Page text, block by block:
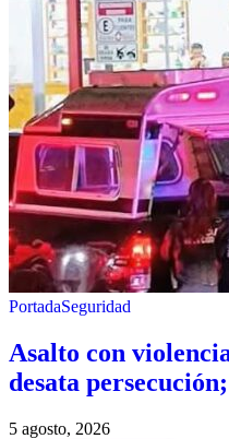
PortadaSeguridad
Asalto con
desata
5 agosto, 2026